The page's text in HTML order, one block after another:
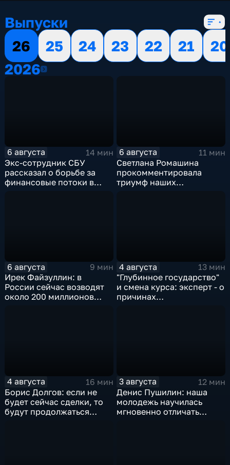
Выпуски
26
25 24 23 22 21
20
20262026
6 августа
14 мин
Экс-сотрудник СБУ
рассказал о борьбе за
финансовые потоки в
6 августа
11 мин
Светлана Ромашина
прокомментировала
триумф наших
6 августа
9 мин
Ирек Файзуллин: в
России сейчас возводят
около 200 миллионов
4 августа
13 мин
"Глубинное государство"
и смена курса: эксперт - о
причинах
4 августа
16 мин
Борис Долгов: если не
будет сейчас сделки, то
будут продолжаться
3 августа
12 мин
Денис Пушилин: наша
молодежь научилась
мгновенно отличать